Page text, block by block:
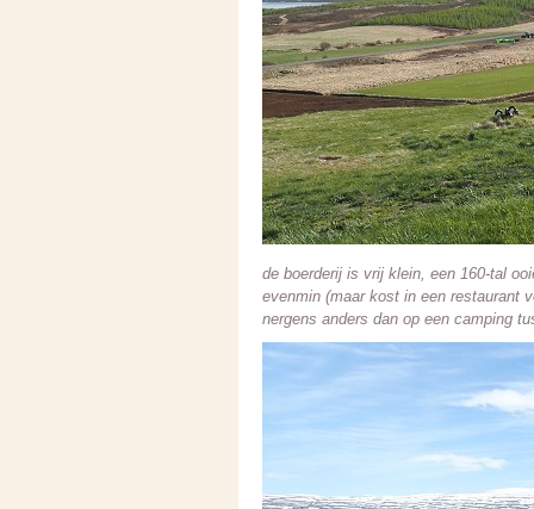
de boerderij is vrij klein, een 160-tal
evenmin (maar kost in een restaurant
nergens anders dan op een camping